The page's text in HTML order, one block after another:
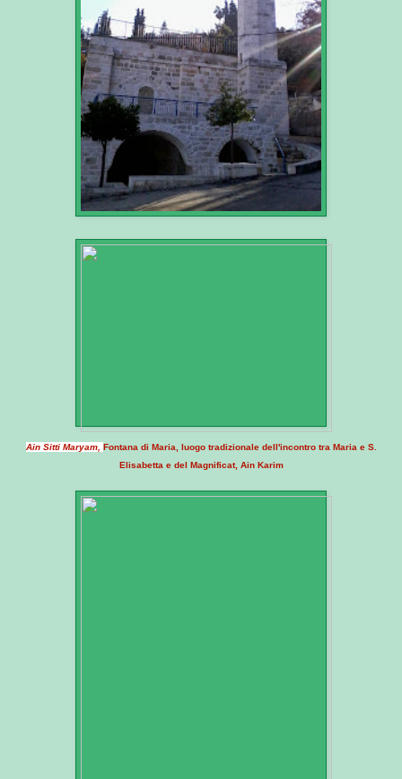
Ain Sitti Maryam, Fontana di Maria, luogo tradizionale dell'incontro tra Maria e S.
Elisabetta e del Magnificat, Ain Karim